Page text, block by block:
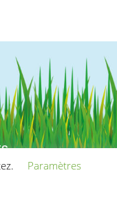
Paramètres